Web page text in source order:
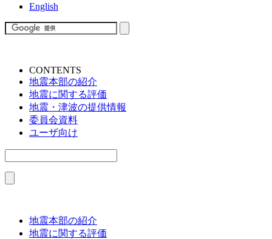
English
CONTENTS
地震本部の紹介
地震に関する評価
地震・津波の提供情報
委員会資料
ユーザ向け
地震本部の紹介
地震に関する評価